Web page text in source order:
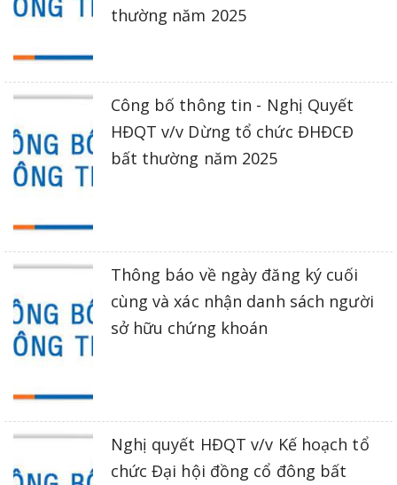
thường năm 2025
Công bố thông tin - Nghị Quyết
HĐQT v/v Dừng tổ chức ĐHĐCĐ
bất thường năm 2025
Thông báo về ngày đăng ký cuối
cùng và xác nhận danh sách người
sở hữu chứng khoán
Nghị quyết HĐQT v/v Kế hoạch tổ
chức Đại hội đồng cổ đông bất